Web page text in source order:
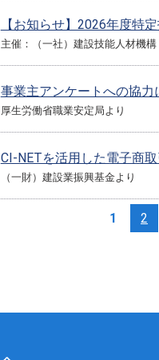
【お知らせ】2026年度特
主催：（一社）建設技能人材機構
事業主アンケートへの協力
厚生労働省職業安定局より
CI-NETを活用した電子商
（一財）建設業振興基金より
1 2